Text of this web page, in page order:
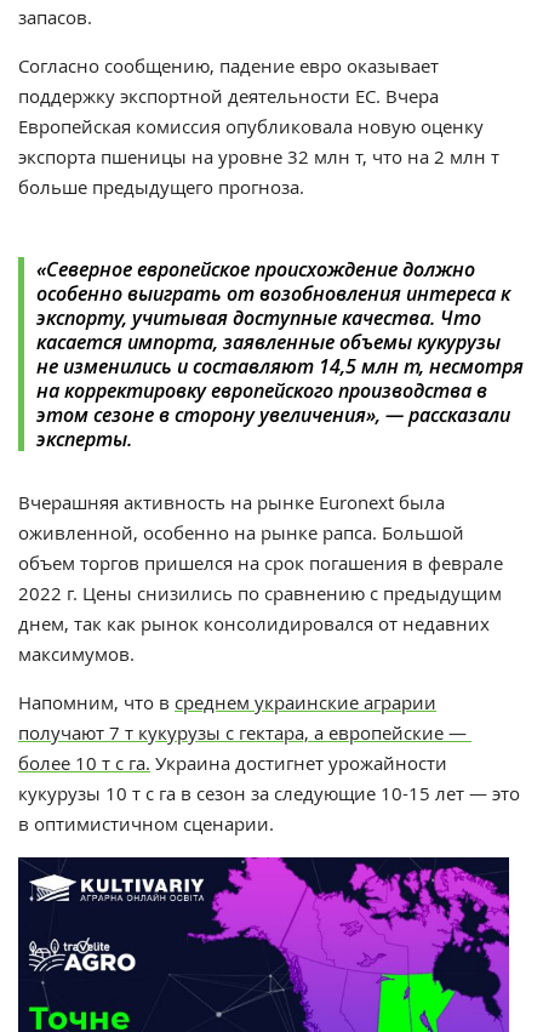
запасов.
Согласно сообщению, падение евро оказывает
поддержку экспортной деятельности ЕС. Вчера
Европейская комиссия опубликовала новую оценку
экспорта пшеницы на уровне 32 млн т, что на 2 млн т
больше предыдущего прогноза.
«Северное европейское происхождение должно
особенно выиграть от возобновления интереса к
экспорту, учитывая доступные качества. Что
касается импорта, заявленные объемы кукурузы
не изменились и составляют 14,5 млн т, несмотря
на корректировку европейского производства в
этом сезоне в сторону увеличения», — рассказали
эксперты.
Вчерашняя активность на рынке Euronext была
оживленной, особенно на рынке рапса. Большой
объем торгов пришелся на срок погашения в феврале
2022 г. Цены снизились по сравнению с предыдущим
днем, так как рынок консолидировался от недавних
максимумов.
Напомним, что в среднем украинские аграрии
получают 7 т кукурузы с гектара, а европейские —
более 10 т с га. Украина достигнет урожайности
кукурузы 10 т с га в сезон за следующие 10-15 лет — это
в оптимистичном сценарии.